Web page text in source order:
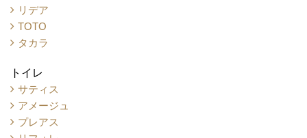
リデア
TOTO
タカラ
トイレ
サティス
アメージュ
プレアス